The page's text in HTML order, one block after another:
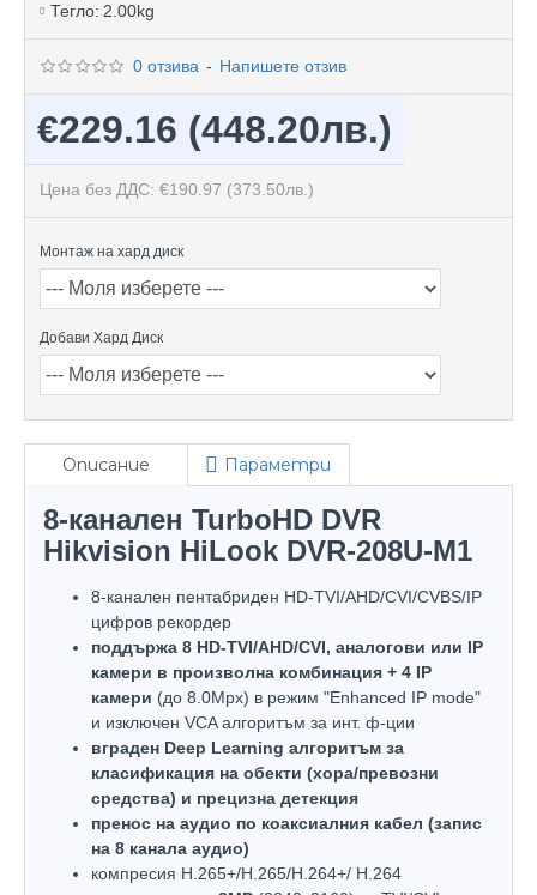
Тегло: 2.00kg
0 отзива - Напишете отзив
€229.16 (448.20лв.)
Цена без ДДС: €190.97 (373.50лв.)
Монтаж на хард диск
Добави Хард Диск
Описание Параметри
8-канален TurboHD DVR
Hikvision HiLook DVR-208U-M1
8-канален пентабриден HD-TVI/AHD/CVI/CVBS/IP
цифров рекордер
поддържа 8 HD-TVI/AHD/CVI, аналогови или IP
камери в произволна комбинация + 4 IP
камери (до 8.0Mpx) в режим "Enhanced IP mode"
и изключен VCA алгоритъм за инт. ф-ции
вграден Deep Learning алгоритъм за
класификация на обекти (хора/превозни
средства) и прецизна детекция
пренос на аудио по коаксиалния кабел (запис
на 8 канала аудио)
компресия H.265+/H.265/H.264+/ H.264